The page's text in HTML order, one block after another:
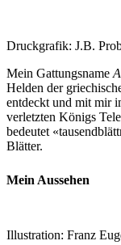
Druckgrafik: J.B.
Mein Gattungsname
Helden der
entdeckt und mit mir
verletzten Königs
bedeutet
Blätter.
Mein Aussehen
Illustration: Franz